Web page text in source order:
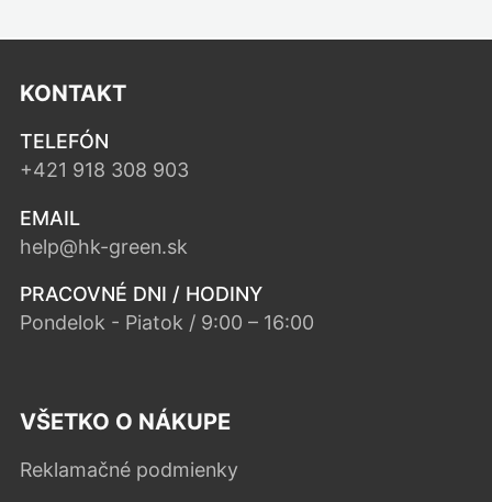
KONTAKT
TELEFÓN
+421 918 308 903
EMAIL
help@hk-green.sk
PRACOVNÉ DNI / HODINY
Pondelok - Piatok / 9:00 – 16:00
VŠETKO O NÁKUPE
Reklamačné podmienky